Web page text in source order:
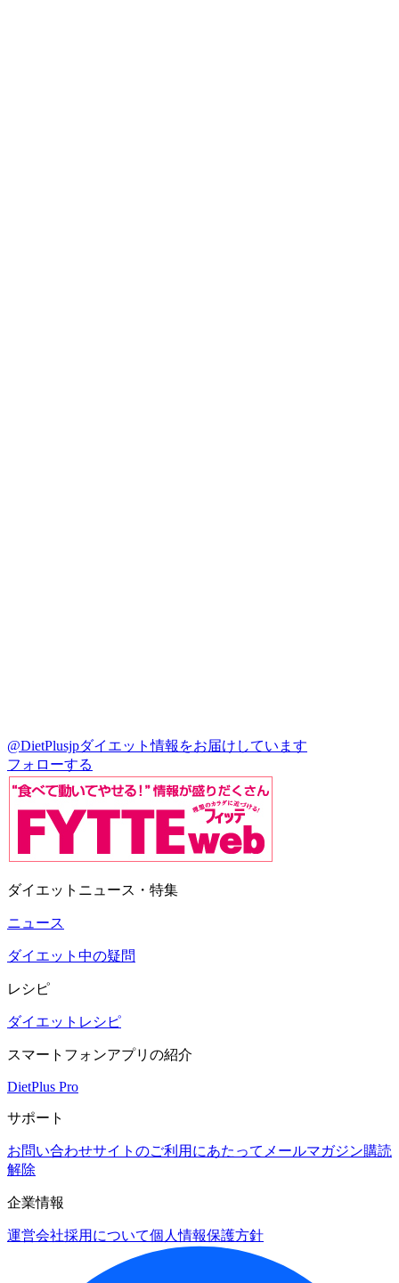
@DietPlusjpダイエット情報をお届けしています
フォローする
ダイエットニュース・特集
ニュース
ダイエット中の疑問
レシピ
ダイエットレシピ
スマートフォンアプリの紹介
DietPlus Pro
サポート
お問い合わせサイトのご利用にあたって メールマガジン購読
解除
企業情報
運営会社採用について個人情報保護方針